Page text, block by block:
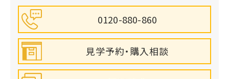
0120-880-860
見学予約・購入相談